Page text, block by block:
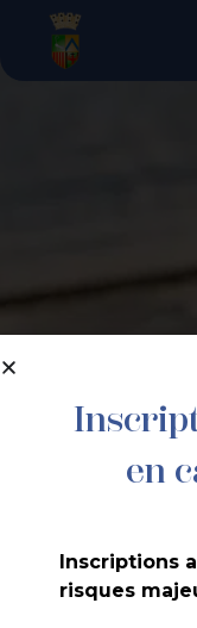
principal
en
Inscriptions
risques